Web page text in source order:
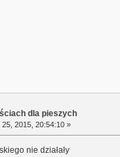
dla pieszych
2015, 20:54:10 »
nie działały